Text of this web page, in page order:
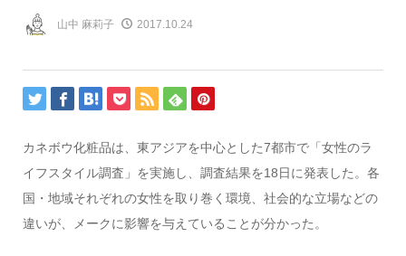
山中 麻莉子 2017.10.24
カネボウ化粧品は、東アジアを中心とした7都市で「女性のラ
イフスタイル調査」を実施し、調査結果を18日に発表した。各
国・地域それぞれの女性を取り巻く環境、社会的な立場などの
違いが、メークに影響を与えていることが分かった。